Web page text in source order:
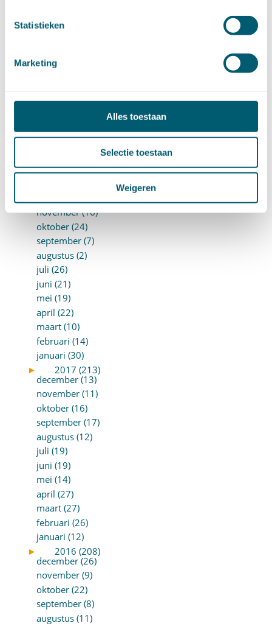
Statistieken
Marketing
Alles toestaan
Selectie toestaan
Weigeren
november (8)
september (8)
juni (10)
april (18)
januari (24)
november (16)
oktober (24)
september (7)
augustus (2)
juli (26)
juni (21)
mei (19)
april (22)
maart (10)
februari (14)
januari (30)
►
2017 (213)
december (13)
november (11)
oktober (16)
september (17)
augustus (12)
juli (19)
juni (19)
mei (14)
april (27)
maart (27)
februari (26)
januari (12)
►
2016 (208)
december (26)
november (9)
oktober (22)
september (8)
augustus (11)